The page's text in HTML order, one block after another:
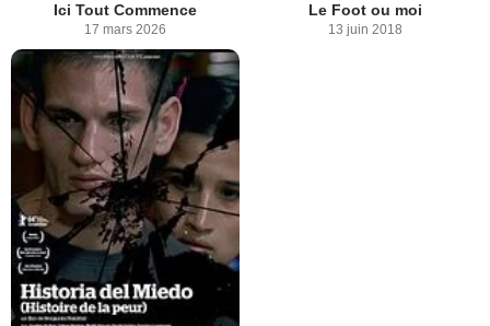
Ici Tout Commence
17 mars 2026
Le Foot ou moi
13 juin 2018